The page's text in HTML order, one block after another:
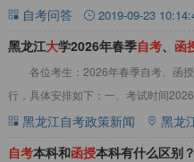
小编就着重讲解一下这个问题，希望大
自考问答 2019-09-23
黑龙江大学2026年春季自考、 函
各位考生：2026年春季自考、函
行，具体安排如下：一、考试时间
黑龙江大学C区三号
黑龙江自考政策新闻 黑龙
自考本科和函授本科有什么区别？